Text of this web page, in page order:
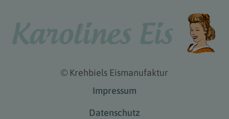
© Krehbiels Eismanufaktur
Impressum
Datenschutz